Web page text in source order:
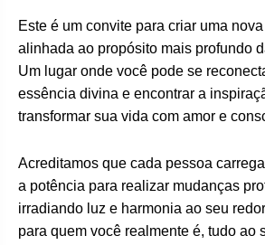
Este é um convite para criar uma
alinhada ao propósito mais profundo
Um lugar onde você pode se
essência divina e encontrar a
transformar sua vida com amor e
Acreditamos que cada pessoa
a potência para realizar mudanças
irradiando luz e harmonia ao seu
para quem você realmente é, tudo ao